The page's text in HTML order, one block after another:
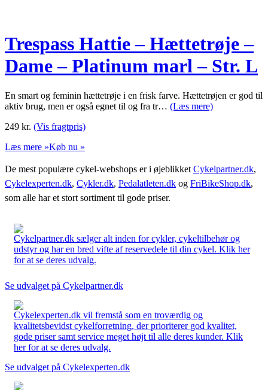
Trespass Hattie – Hættetrøje –
Dame – Platinum marl – Str. L
En smart og feminin hættetrøje i en frisk farve. Hættetrøjen er god til
aktiv brug, men er også egnet til og fra tr… (Læs mere)
249 kr. (Vis fragtpris)
Læs mere »Køb nu »
De mest populære cykel-webshops er i øjeblikket Cykelpartner.dk,
Cykelexperten.dk, Cykler.dk, Pedalatleten.dk og FriBikeShop.dk,
som alle har et stort sortiment til gode priser.
Cykelpartner.dk sælger alt inden for cykler, cykeltilbehør og
udstyr og har en bred vifte af reservedele til din cykel. Klik her
for at se deres udvalg.
Se udvalget på Cykelpartner.dk
Cykelexperten.dk vil fremstå som en troværdig og
kvalitetsbevidst cykelforretning, der prioriterer god kvalitet,
gode priser samt service meget højt til alle deres kunder. Klik
her for at se deres udvalg.
Se udvalget på Cykelexperten.dk